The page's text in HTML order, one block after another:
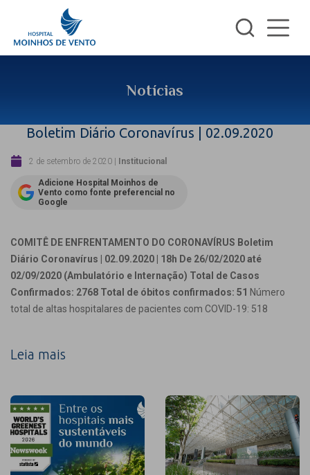
Notícias
Boletim Diário Coronavírus | 02.09.2020
2 de setembro de 2020 | Institucional
Adicione Hospital Moinhos de
Vento como fonte preferencial no
Google
COMITÊ DE ENFRENTAMENTO DO CORONAVÍRUS Boletim
Diário Coronavírus | 02.09.2020 | 18h De 26/02/2020 até
02/09/2020 (Ambulatório e Internação) Total de Casos
Confirmados: 2768 Total de óbitos confirmados: 51 Número
total de altas hospitalares de pacientes com COVID-19: 518
Leia mais